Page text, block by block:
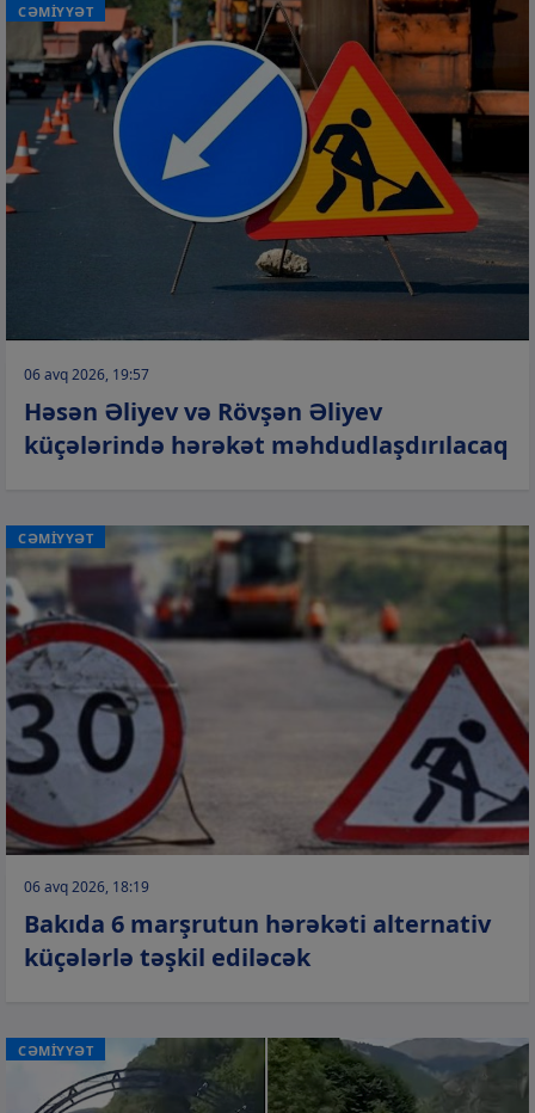
CƏMİYYƏT
06 avq 2026, 19:57
Həsən Əliyev və Rövşən Əliyev
küçələrində hərəkət məhdudlaşdırılacaq
CƏMİYYƏT
06 avq 2026, 18:19
Bakıda 6 marşrutun hərəkəti alternativ
küçələrlə təşkil ediləcək
CƏMİYYƏT